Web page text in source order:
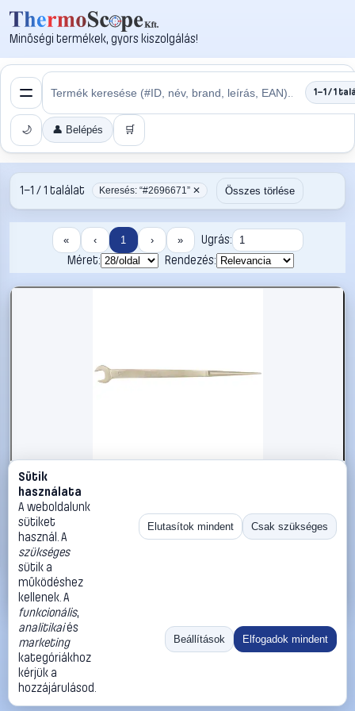
Minőségi termékek, gyors kiszolgálás!
1–1 / 1
🌙 👤 Belépés 🛒
1–1 / 1 találat Keresés: “#2696671” ✕ Összes törlése
« ‹ 1 › »
Ugrás:
Méret:
Rendezés:
#2696671
KS Tools 9638130 963.8130 Szerelő villáskulcs
Kulcsszélesség (coll) 2
KS Tools Egyoldalas villáskulcsok
116 990 Ft
Kosárba
«
Ugrás:
Méret:
Rendezés:
©2026
ThermoScope
ÁSZF
Cégbemutató
Sütik
használata
A weboldalunk
sütiket
használ. A
szükséges
sütik a
működéshez
kellenek. A
funkcionális,
analitikaiés
marketing
kategóriákhoz
kérjük a
hozzájárulásod.
Elutasítok mindent Csak szükséges
Beállítások Elfogadok mindent